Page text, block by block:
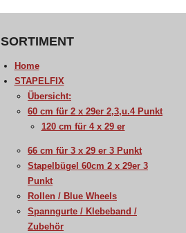
SORTIMENT
Home
STAPELFIX
Übersicht:
60 cm für 2 x 29er 2,3,u.4 Punkt
120 cm für 4 x 29 er
66 cm für 3 x 29 er 3 Punkt
Stapelbügel 60cm 2 x 29er 3
Punkt
Rollen / Blue Wheels
Spanngurte / Klebeband /
Zubehör